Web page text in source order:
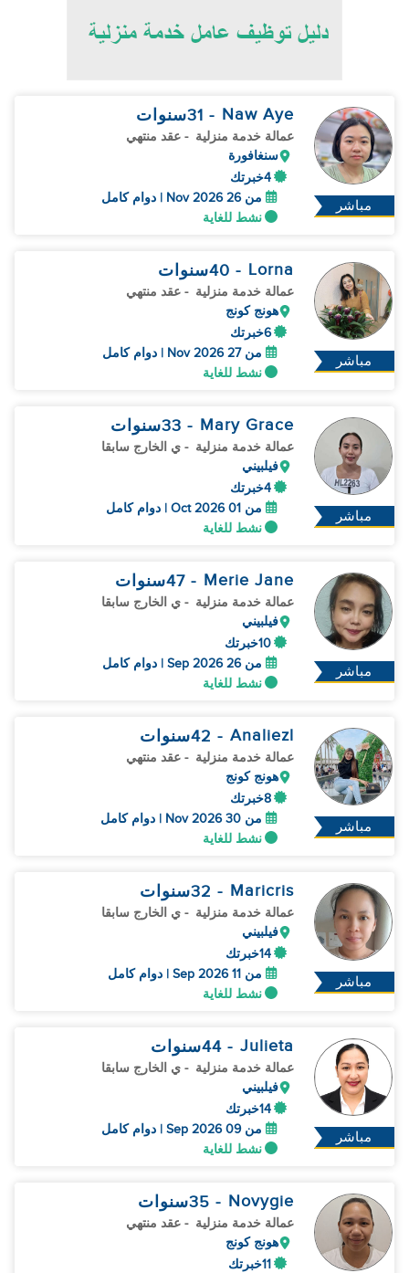
مباشر
Naw Aye
- 31 سنوات
عمالة خدمة منزلية - عقد منتهي
سنغافورة
4خبرتك
من 26 Nov 2026 | دوام كامل
نشط للغاية
مباشر
Lorna
- 40 سنوات
عمالة خدمة منزلية - عقد منتهي
هونج كونج
6خبرتك
من 27 Nov 2026 | دوام كامل
نشط للغاية
مباشر
Mary Grace
- 33 سنوات
عمالة خدمة منزلية - ي الخارج سابقا
فيلبيني
4خبرتك
من 01 Oct 2026 | دوام كامل
نشط للغاية
مباشر
Merie Jane
- 47 سنوات
عمالة خدمة منزلية - ي الخارج سابقا
فيلبيني
10خبرتك
من 26 Sep 2026 | دوام كامل
نشط للغاية
مباشر
Analiezl
- 42 سنوات
عمالة خدمة منزلية - عقد منتهي
هونج كونج
8خبرتك
من 30 Nov 2026 | دوام كامل
نشط للغاية
مباشر
Maricris
- 32 سنوات
عمالة خدمة منزلية - ي الخارج سابقا
فيلبيني
14خبرتك
من 11 Sep 2026 | دوام كامل
نشط للغاية
مباشر
Julieta
- 44 سنوات
عمالة خدمة منزلية - ي الخارج سابقا
فيلبيني
14خبرتك
من 09 Sep 2026 | دوام كامل
نشط للغاية
Novygie
- 35 سنوات
عمالة خدمة منزلية - عقد منتهي
هونج كونج
11خبرتك